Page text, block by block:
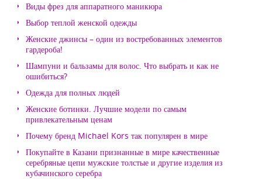
Виды фрез для аппаратного маникюра
Выбор теплой женской одежды
Женские джинсы – один из востребованных элементов
гардероба!
Шампуни и бальзамы для волос. Что выбрать и как не
ошибиться?
Одежда для полных людей
Женские ботинки. Лучшие модели по самым
привлекательным ценам
Почему бренд Michael Kors так популярен в мире
Покупайте в Казани признанные в мире качественные
серебряные цепи мужские толстые и другие изделия из
кубачинского серебра